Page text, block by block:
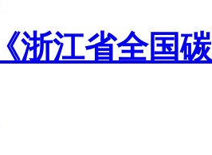
浙江省全国